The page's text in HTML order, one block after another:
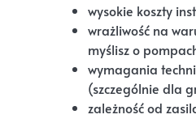
wysokie koszty
wrażliwość na
myślisz o
wymagania
(szczególnie dla
zależność od